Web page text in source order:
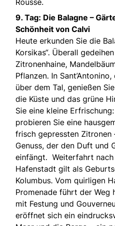
9. Tag: Die Balagne –
Schönheit von Calvi
Heute erkunden Sie die
Korsikas“. Überall
Zitronenhaine,
Pflanzen. In
über dem Tal, genießen
die Küste und das grüne
Sie eine kleine
probieren Sie eine
frisch gepressten Zitronen
Genuss, der den Duft und
einfängt. Weiterfahrt
Hafenstadt gilt als
Kolumbus. Vom quirligen
Promenade führt der Weg
mit Festung und
eröffnet sich ein